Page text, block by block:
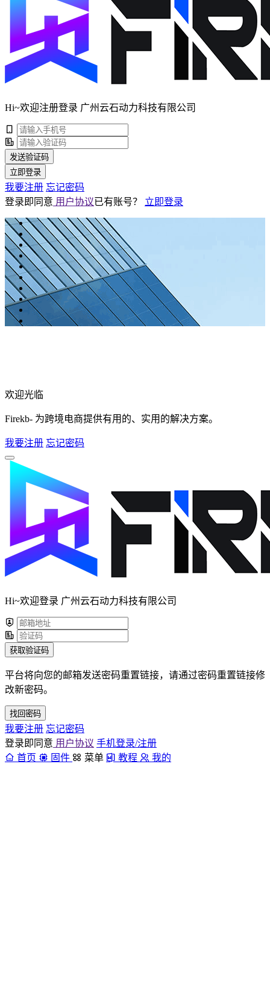
Hi~欢迎注册登录 广州云石动力科技有限公司
发送验证码
立即登录
我要注册 忘记密码
登录即同意 用户协议已有账号？ 立即登录
欢迎光临
Firekb- 为跨境电商提供有用的、实用的解决方案。
我要注册 忘记密码
Hi~欢迎登录 广州云石动力科技有限公司
获取验证码
平台将向您的邮箱发送密码重置链接，请通过密码重置链接修
改新密码。
找回密码
我要注册 忘记密码
登录即同意 用户协议 手机登录/注册
首页
固件 菜单 教程 我的